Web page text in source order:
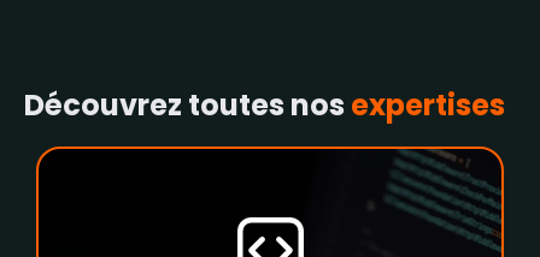
Découvrez toutes nos expertises